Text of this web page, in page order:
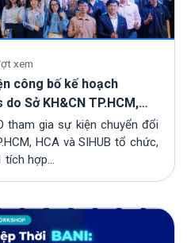
bố 1.591 sản phẩm chuyển
2026: Doanh nghiệp tra cứu
xem
công bố kế hoạch
Sở KH&CN TP.HCM,
tham gia sự kiện chuyển đổi
HCA và SIHUB tổ chức,
tích hợp...